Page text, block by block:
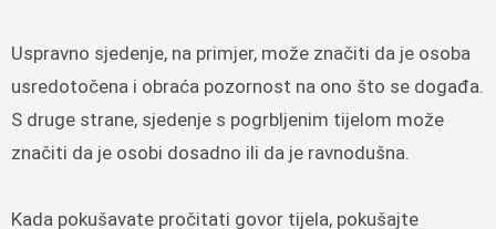
Uspravno sjedenje, na primjer, može značiti da je osoba
usredotočena i obraća pozornost na ono što se događa.
S druge strane, sjedenje s pogrbljenim tijelom može
značiti da je osobi dosadno ili da je ravnodušna.
Kada pokušavate pročitati govor tijela, pokušajte